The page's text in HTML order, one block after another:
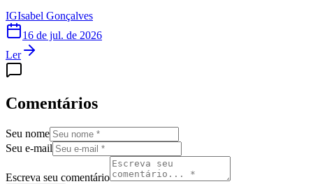
IGIsabel Gonçalves
16 de jul. de 2026
Ler
Comentários
Seu nome
Seu e-mail
Escreva seu comentário